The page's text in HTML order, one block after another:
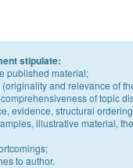
stipulate:
published material;
and relevance of
of topic
evidence, structural
illustrative material,
to author.